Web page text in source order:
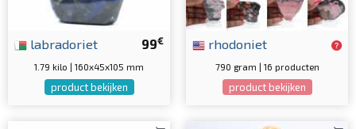
99€
labradoriet
1.79 kilo | 160x45x105 mm
product bekijken
rhodoniet
790 gram | 16 producten
product bekijken